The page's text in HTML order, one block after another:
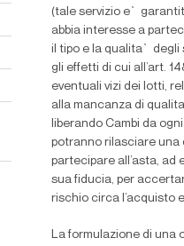
(tale servizio e`
abbia interesse a
il tipo e la qualita` degli
gli effetti di cui all’art.
eventuali vizi dei lotti,
alla mancanza di
liberando Cambi da
potranno rilasciare una
partecipare all’asta,
suafiducia, per
rischio circa l’acquisto
La formulazione di una